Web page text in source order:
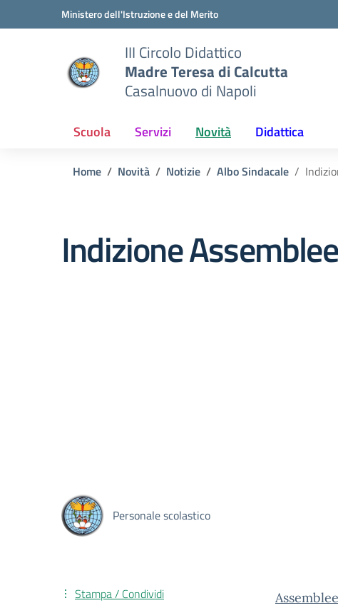
Vai ai contenuti
Vai al menu di navigazioneMinistero dell'Istruzione e del Merito
III Circolo Didattico
Madre Teresa di Calcutta
Casalnuovo di Napoli
Scuola Servizi Novità Didattica
Home Novità Notizie Albo Sindacale
Indizione
Personale scolastico
Stampa / Condividi